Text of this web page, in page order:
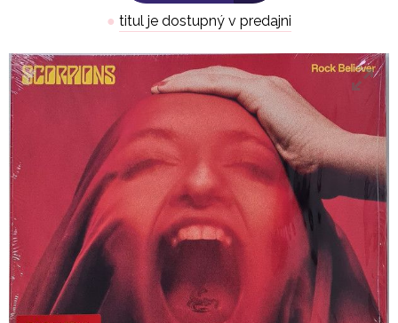
● titul je dostupný v predajni